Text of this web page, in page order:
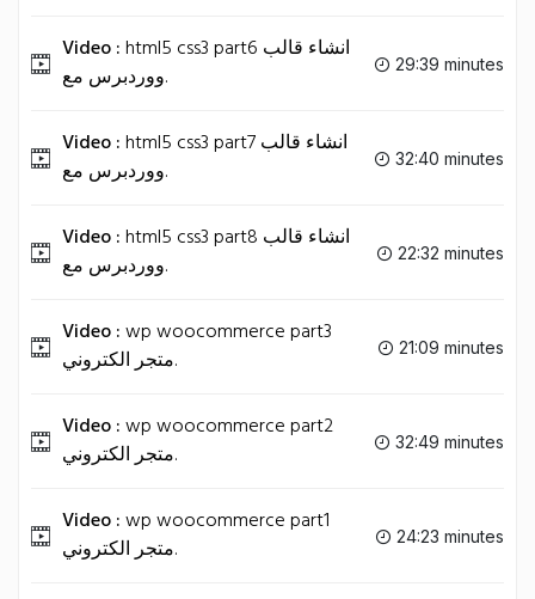
Video :html5 css3 part6 انشاء قالب
ووردبرس مع.
29:39 minutes
Video :html5 css3 part7 انشاء قالب
ووردبرس مع.
32:40 minutes
Video :html5 css3 part8 انشاء قالب
ووردبرس مع.
22:32 minutes
Video :wp woocommerce part3
متجر الكتروني.
21:09 minutes
Video :wp woocommerce part2
متجر الكتروني.
32:49 minutes
Video :wp woocommerce part1
متجر الكتروني.
24:23 minutes